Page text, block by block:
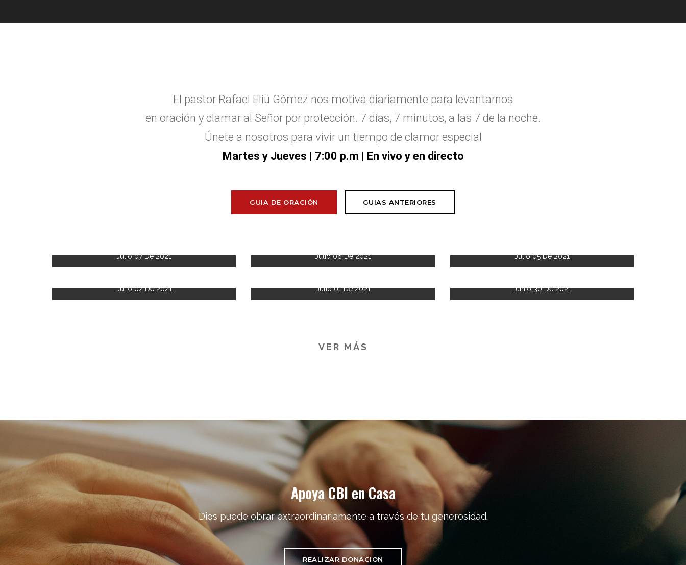
El pastor Rafael Eliú Gómez nos motiva diariamente para levantarnos
en oración y clamar al Señor por protección. 7 días, 7 minutos, a las 7 de la noche.
Únete a nosotros para vivir un tiempo de clamor especial
Martes y Jueves | 7:00 p.m | En vivo y en directo
GUIA DE ORACIÓN GUIAS ANTERIORES
Julio 07 De 2021 Julio 06 De 2021 Julio 05 De 2021
Julio 02 De 2021 Julio 01 De 2021 Junio 30 De 2021
VER MÁS
Apoya CBI en Casa
Dios puede obrar extraordinariamente a través de tu generosidad.
REALIZAR DONACION